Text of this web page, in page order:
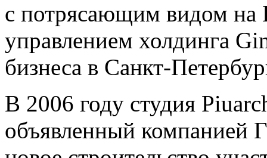
с потрясающим видом на
управлением холдинга
бизнеса в Санкт-
В 2006 году студия
объявленный компанией